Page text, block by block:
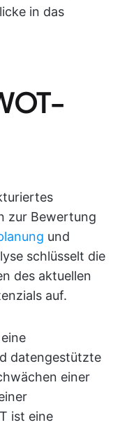
in das
zur Bewertung
und
schlüsselt die
des aktuellen
auf.
datengestützte
einer
ist eine